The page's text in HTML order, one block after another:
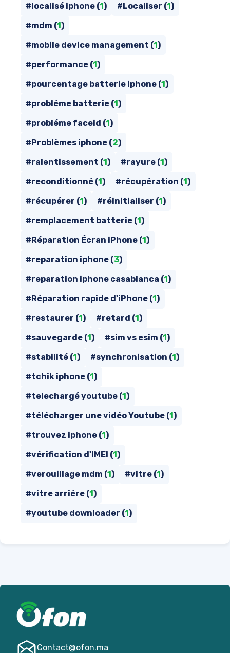
#localisé iphone (1) #Localiser (1)
#mdm (1)
#mobile device management (1)
#performance (1)
#pourcentage batterie iphone (1)
#probléme batterie (1)
#probléme faceid (1)
#Problèmes iphone (2)
#ralentissement (1) #rayure (1)
#reconditionné (1) #récupération (1)
#récupérer (1) #réinitialiser (1)
#remplacement batterie (1)
#Réparation Écran iPhone (1)
#reparation iphone (3)
#reparation iphone casablanca (1)
#Réparation rapide d'iPhone (1)
#restaurer (1) #retard (1)
#sauvegarde (1) #sim vs esim (1)
#stabilité (1) #synchronisation (1)
#tchik iphone (1)
#telechargé youtube (1)
#télécharger une vidéo Youtube (1)
#trouvez iphone (1)
#vérification d'IMEI (1)
#verouillage mdm (1) #vitre (1)
#vitre arriére (1)
#youtube downloader (1)
Contact@­ofon.ma